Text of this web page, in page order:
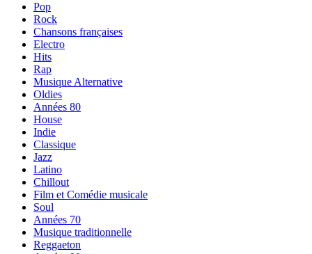
Pop
Rock
Chansons françaises
Electro
Hits
Rap
Musique Alternative
Oldies
Années 80
House
Indie
Classique
Jazz
Latino
Chillout
Film et Comédie musicale
Soul
Années 70
Musique traditionnelle
Reggaeton